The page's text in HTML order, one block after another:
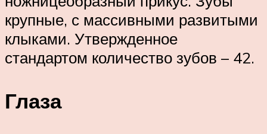
крупные, с массивными развитыми
клыками. Утвержденное
стандартом количество зубов – 42.
Глаза